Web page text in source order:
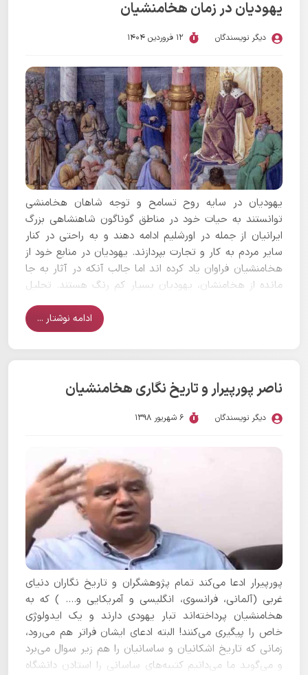
یهودیان در زمان هخامنشیان
دیگر نویسندگان 12 فروردین 1404
یهودیان در سایه روح تسامح و توجه شاهان هخامنشی
توانستند به حیات خود در مناطق گوناگون شاهنشاهی بزرگ
ایرانیان از جمله در اورشلیم ادامه دهند و به راحتی در کنار
سایر مردم به کار و تجارت بپردازند. یهودیان در منابع خود از
هخامنشیان فراوان یاد کرده اند اما جالب آنکه در آثار به جا
مانده از هخامنشان، یهودیان بسیار کم رنگ هستند. تحلیل
کسانی که جایگاه والایی برای یهودیان در زمان خشایارشا قائل
می‌شوند، بر پایه نوشته‌های کتاب استر است که این داستان
ادامه نوشتار ...
ناصر پورپیرار و تاریخ نگاری هخامنشیان
دیگر نویسندگان 6 شهریور 1398
پورپیرار ادعا می‌کند تمام پژوهشگران و تاریخ نگاران دنیای
غربی (آلمانی، فرانسوی، انگلیسی و آمریکایی و…. ) که به
هخامنشیان پرداخته‌اند تبار یهودی دارند و یک ایدولوژی
خاص را پیگیری می‌کنند! البته ادعای ایشان فراتر هم می‌رود،
زمانی که تاریخ اشکانیان و ساسانیان را هم زیر سوال می‌برد
و می‌گوید ما می‌دانیم کتیبه‌های ساسانی را استادن دانشگاه